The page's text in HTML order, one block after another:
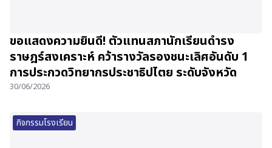
ขอแสดงความยินดี! ตัวแทนสภานักเรียนดำรง
ราษฎร์สงเคราะห์ คว้ารางวัลรองชนะเลิศอันดับ 1
การประกวดวิทยากรประชาธิปไตย ระดับจังหวัด
30/06/2026
กิจกรรมโรงเรียน